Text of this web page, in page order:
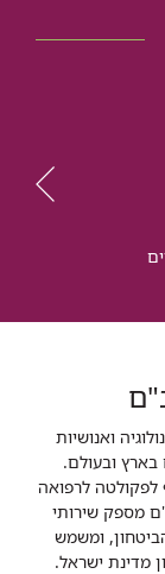
ואנושיות
בארץ ובעולם.
לרפואה
רמב"ם מספק שירותי
הביטחון, ומשמש